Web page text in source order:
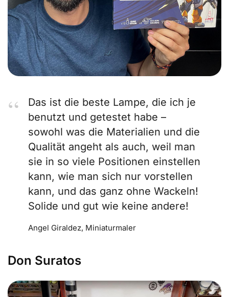
Das ist die beste Lampe, die ich je
benutzt und getestet habe –
sowohl was die Materialien und die
Qualität angeht als auch, weil man
sie in so viele Positionen einstellen
kann, wie man sich nur vorstellen
kann, und das ganz ohne Wackeln!
Solide und gut wie keine andere!
Angel Giraldez, Miniaturmaler
Don Suratos